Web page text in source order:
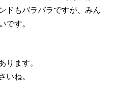
ドもバラバラですが、みん
です。
ります。
いね。